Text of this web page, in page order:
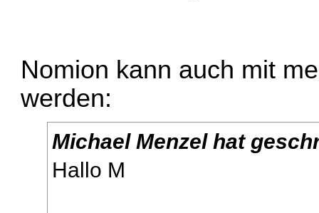
Nomion kann auch mit
werden:
Michael Menzel hat
Hallo M